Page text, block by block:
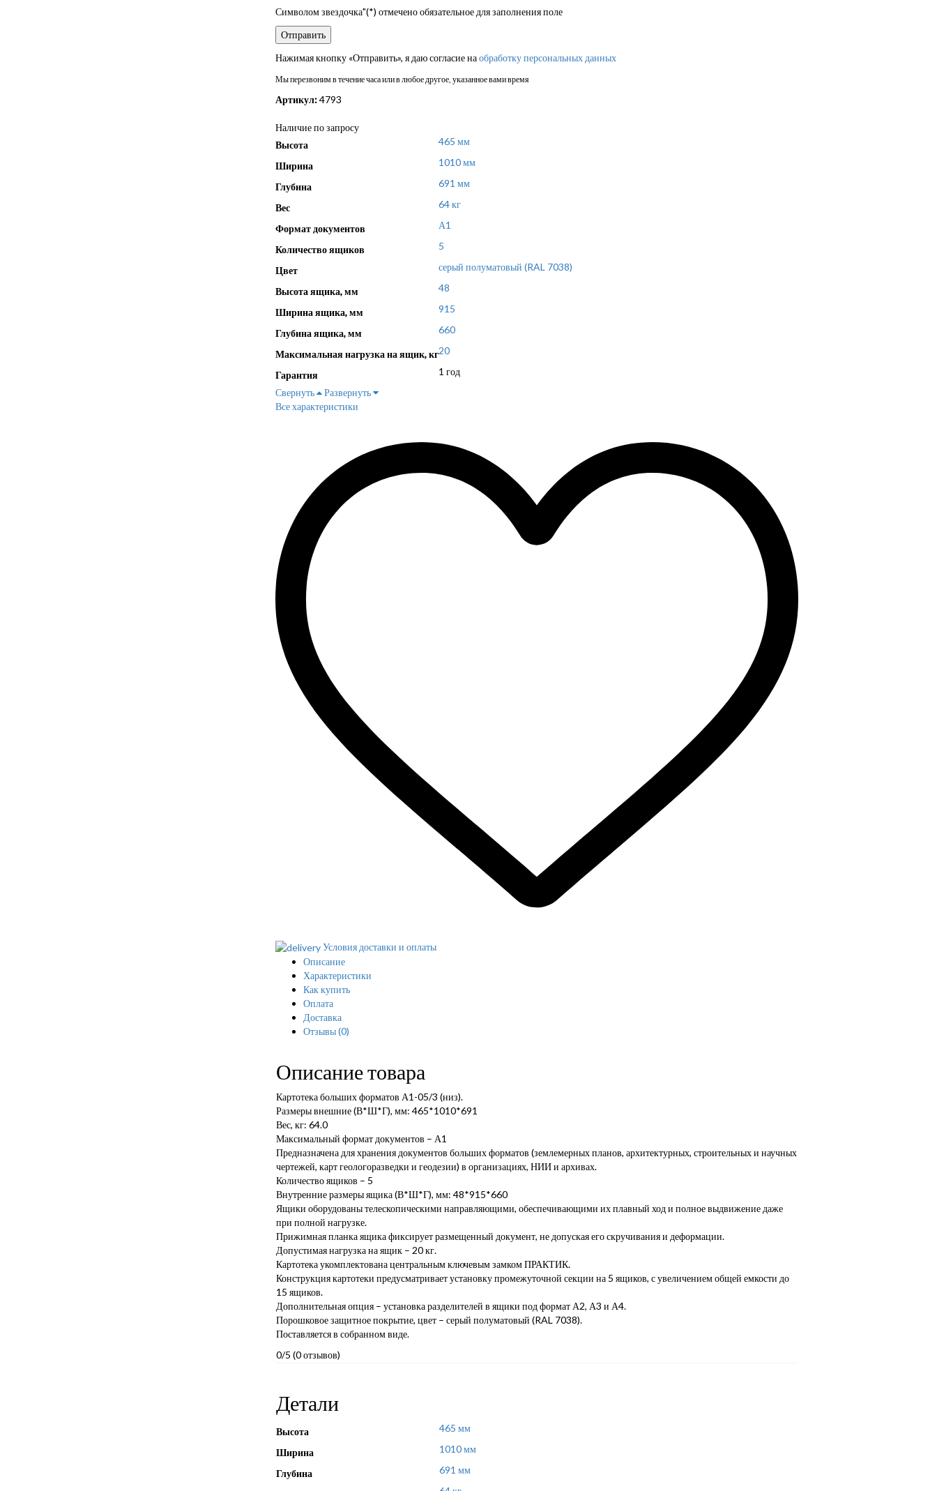
Символом звездочка"(*) отмечено обязательное для заполнения поле
Нажимая кнопку «Отправить», я даю согласие наобработку персональных данных
Мы перезвоним в течение часа или в любое другое, указанное вами время
Артикул:4793
Наличие по запросу
Высота
465 мм
Ширина 1010 мм
Глубина 691 мм
Вес 64 кг
Формат документов А1
Количество ящиков 5
Цвет серый полуматовый (RAL 7038)
Высота ящика, мм 48
Ширина ящика, мм 915
Глубина ящика, мм 660
Максимальная нагрузка на ящик, кг20
Гарантия
1 год
Свернуть
Развернуть
Все характеристики
Условия доставки и оплаты
Описание
Характеристики
Как купить
Оплата
Доставка
Отзывы(0)
Описание товара
Картотека больших форматов А1-05/3 (низ).
Размеры внешние (В*Ш*Г), мм: 465*1010*691
Вес, кг: 64.0
Максимальный формат документов – А1
Предназначена для хранения документов больших форматов (землемерных планов, архитектурных, строительных и научных
чертежей, карт геологоразведки и геодезии) в организациях, НИИ и архивах.
Количество ящиков – 5
Внутренние размеры ящика (В*Ш*Г), мм: 48*915*660
Ящики оборудованы телескопическими направляющими, обеспечивающими их плавный ход и полное выдвижение даже
при полной нагрузке.
Прижимная планка ящика фиксирует размещенный документ, не допуская его скручивания и деформации.
Допустимая нагрузка на ящик – 20 кг.
Картотека укомплектована центральным ключевым замком ПРАКТИК.
Конструкция картотеки предусматривает установку промежуточной секции на 5 ящиков, с увеличением общей емкости до
15 ящиков.
Дополнительная опция – установка разделителей в ящики под формат А2, А3 и А4.
Порошковое защитное покрытие, цвет – серый полуматовый (RAL 7038).
Поставляется в собранном виде.
0/5 (0 отзывов)
Детали
Высота 465 мм
Ширина 1010 мм
Глубина 691 мм